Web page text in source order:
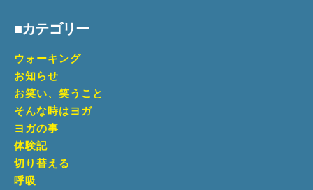
■カテゴリー
ウォーキング
お知らせ
お笑い、笑うこと
そんな時はヨガ
ヨガの事
体験記
切り替える
呼吸